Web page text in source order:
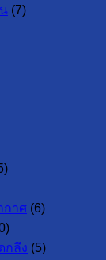
(7)
กาศ (6)
กลึง (5)